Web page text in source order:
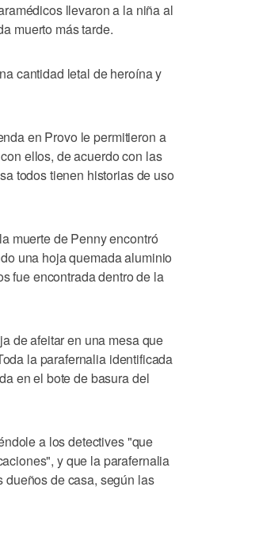
llevaron a la niña al
muerto más tarde.
cantidad letal de heroína y
en Provo le permitieron a
ellos, de acuerdo con las
todos tienen historias de uso
muerte de Penny encontró
una hoja quemada aluminio
fue encontrada dentro de la
de afeitar en una mesa que
la parafernalia identificada
en el bote de basura del
a los detectives "que
y que la parafernalia
dueños de casa, según las